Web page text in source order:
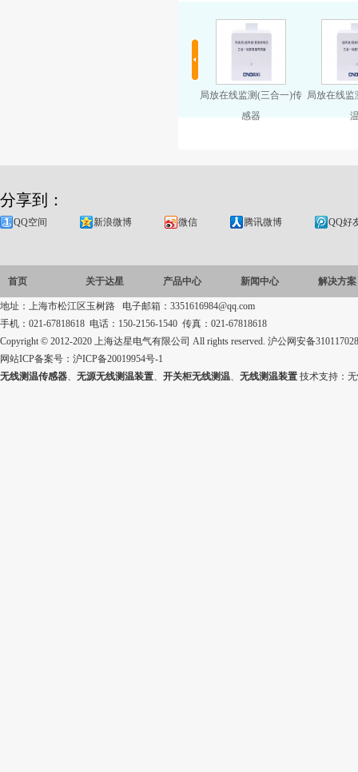
局放在线监测(三合一)传
感器
局放在线监
分享到：
QQ空间 新浪微博 微信 腾讯微博 QQ好
首页 关于达星 产品中心 新闻中心 解决方案
地址：上海市松江区玉树路 电子邮箱：3351616984@qq.com
手机：021-67818618 电话：150-2156-1540 传真：021-67818618
Copyright © 2012-2020 上海达星电气有限公司 All rights reserved. 沪公网安备
网站ICP备案号： 沪ICP备20019954号-1
无线测温传感器、 无源无线测温装置、 开关柜无线测温、 无线测温装置 技术支持：